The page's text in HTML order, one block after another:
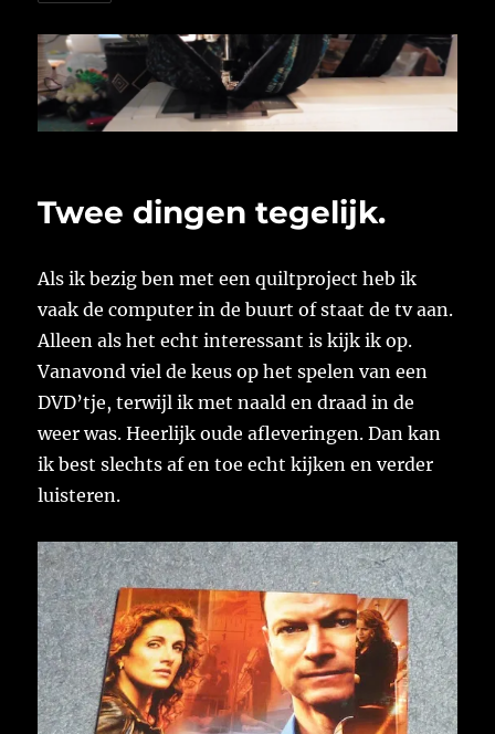
Twee dingen tegelijk.
Als ik bezig ben met een quiltproject heb ik
vaak de computer in de buurt of staat de tv aan.
Alleen als het echt interessant is kijk ik op.
Vanavond viel de keus op het spelen van een
DVD’tje, terwijl ik met naald en draad in de
weer was. Heerlijk oude afleveringen. Dan kan
ik best slechts af en toe echt kijken en verder
luisteren.